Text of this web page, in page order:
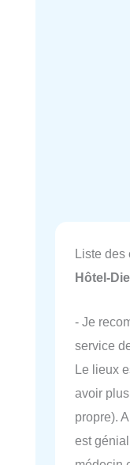
Liste des
Hôtel-
- Je
service
Le lieux
avoir
propre).
est